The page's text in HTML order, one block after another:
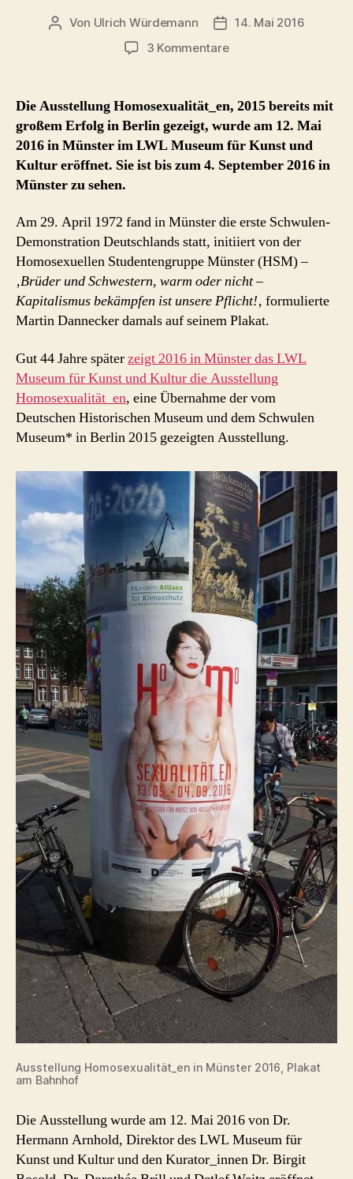
Beitragsautor
Von Ulrich Würdemann Beitragsdatum
14. Mai 2016
3 Kommentarezu
Münster
Eröffnung
am
12.
Mai
Die Ausstellung Homosexualität_en, 2015 bereits mit
großem Erfolg in Berlin gezeigt, wurde am 12. Mai
2016 in Münster im LWL Museum für Kunst und
Kultur eröffnet. Sie ist bis zum 4. September 2016 in
Münster zu sehen.
Am 29. April 1972 fand in Münster die erste Schwulen-
Demonstration Deutschlands statt, initiiert von der
Homosexuellen Studentengruppe Münster (HSM) –
‚Brüder und Schwestern, warm oder nicht –
Kapitalismus bekämpfen ist unsere Pflicht!‚ formulierte
Martin Dannecker damals auf seinem Plakat.
Gut 44 Jahre späterzeigt 2016 in Münster das LWL
Museum für Kunst und Kultur die Ausstellung
Homosexualität_en, eine Übernahme der vom
Deutschen Historischen Museum und dem Schwulen
Museum* in Berlin 2015 gezeigten Ausstellung.
Ausstellung Homosexualität_en in Münster 2016, Plakat
am Bahnhof
Die Ausstellung wurde am 12. Mai 2016 von Dr.
Hermann Arnhold, Direktor des LWL Museum für
Kunst und Kultur und den Kurator_innen Dr. Birgit